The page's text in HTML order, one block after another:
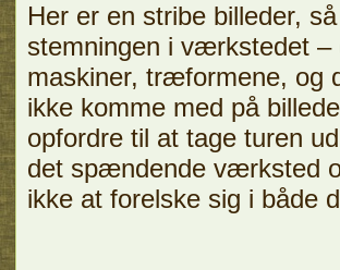
Her er en stribe billeder,
stemningen i værkstedet
maskiner, træformene, og
ikke komme med på
opfordre til at tage turen
det spændende værksted
ikke at forelske sig i både